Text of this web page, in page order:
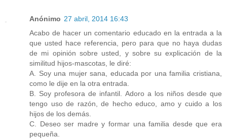
Anónimo 27 abril, 2014 16:43
Acabo de hacer un comentario educado en la entrada a la
que usted hace referencia, pero para que no haya dudas
de mi opinión sobre usted, y sobre su explicación de la
similitud hijos-mascotas, le diré:
A. Soy una mujer sana, educada por una familia cristiana,
como le dije en la otra entrada.
B. Soy profesora de infantil. Adoro a los niños desde que
tengo uso de razón, de hecho educo, amo y cuido a los
hijos de los demás.
C. Deseo ser madre y formar una familia desde que era
pequeña.